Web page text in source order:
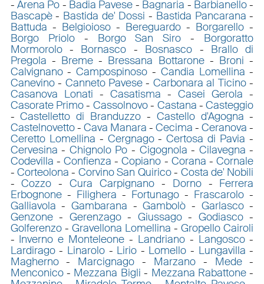
- Arena Po - Badia Pavese - Bagnaria - Barbianello-
Bascapè- Bastida de' Dossi - Bastida Pancarana -
Battuda - Belgioioso- Bereguardo - Borgarello -
Borgo Priolo- Borgo San Siro - Borgoratto
Mormorolo- Bornasco - Bosnasco - Brallo di
Pregola - Breme - Bressana Bottarone- Broni -
Calvignano-Campospinoso - Candia Lomellina -
Canevino- Canneto Pavese - Carbonara al Ticino-
Casanova Lonati - Casatisma -Casei Gerola -
Casorate Primo- Cassolnovo- Castana -Casteggio
-Castelletto di Branduzzo - Castello d'Agogna -
Castelnovetto- Cava Manara -Cecima -Ceranova -
Ceretto Lomellina - Cergnago-Certosa di Pavia -
Cervesina - Chignolo Po - Cigognola - Cilavegna -
Codevilla -Confienza -Copiano - Corana -Cornale
- Corteolona - Corvino San Quirico- Costa de' Nobili
-Cozzo -Cura Carpignano- Dorno- Ferrera
Erbognone- Filighera - Fortunago - Frascarolo -
Galliavola - Gambarana -Gambolò - Garlasco-
Genzone- Gerenzago- Giussago- Godiasco-
Golferenzo- Gravellona Lomellina -Gropello Cairoli
- Inverno e Monteleone - Landriano- Langosco-
Lardirago- Linarolo- Lirio - Lomello - Lungavilla -
Magherno- Marcignago - Marzano- Mede-
Menconico- Mezzana Bigli - Mezzana Rabattone -